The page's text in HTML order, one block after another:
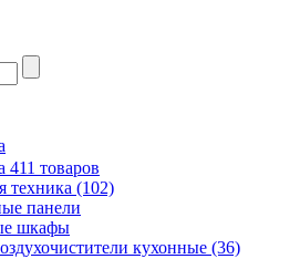
411 товаров
техника (102)
панели
шкафы
кухонные (36)